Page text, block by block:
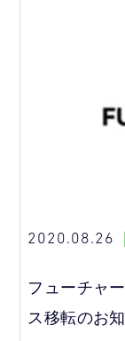
2020.08.26
フューチャ
ス移転のお